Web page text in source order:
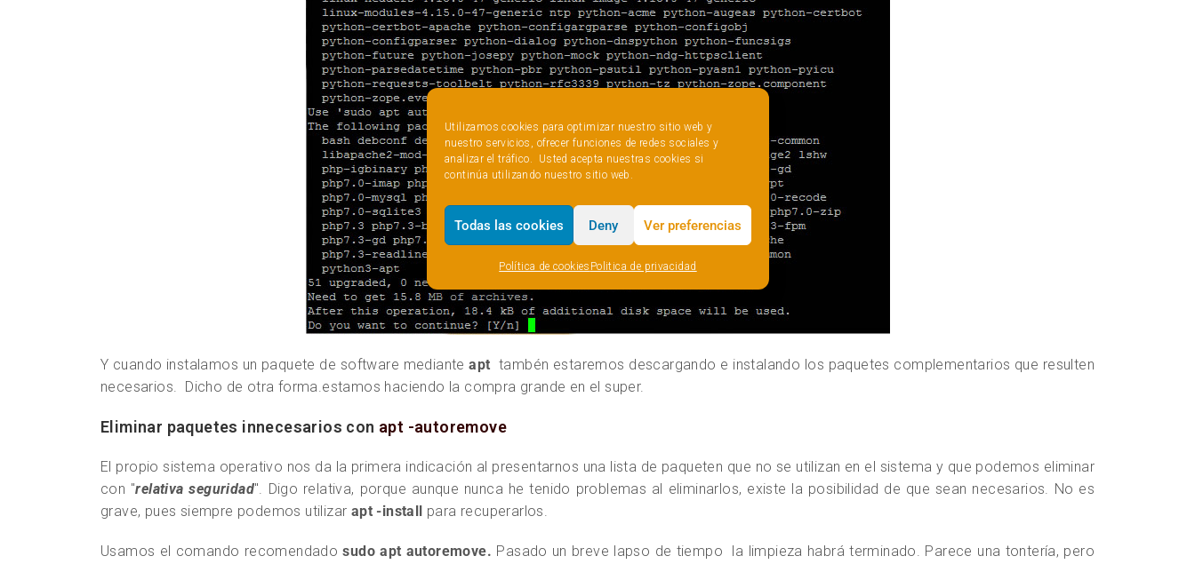
Utilizamos cookies para optimizar nuestro sitio web y
nuestro servicios, ofrecer funciones de redes sociales y
analizar el tráfico. Usted acepta nuestras cookies si
continúa utilizando nuestro sitio web.
Todas las cookies Deny Ver preferencias
Política de cookies Politica de privacidad
Y cuando instalamos un paquete de software mediante apt tambén estaremos descargando e instalando los paquetes complementarios que resulten
necesarios. Dicho de otra forma.estamos haciendo la compra grande en el super.
Eliminar paquetes innecesarios con apt -autoremove
El propio sistema operativo nos da la primera indicación al presentarnos una lista de paqueten que no se utilizan en el sistema y que podemos eliminar
con "relativa seguridad". Digo relativa, porque aunque nunca he tenido problemas al eliminarlos, existe la posibilidad de que sean necesarios. No es
grave, pues siempre podemos utilizar apt -install para recuperarlos.
Usamos el comando recomendadosudo apt autoremove. Pasado un breve lapso de tiempo la limpieza habrá terminado. Parece una tontería, pero